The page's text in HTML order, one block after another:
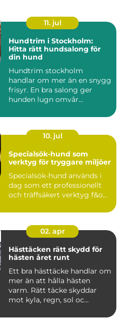
11. jul
Hundtrim i Stockholm:
Hitta rätt hundsalong för
din hund
Hundtrim stockholm
handlar om mer än en snygg
frisyr. En bra salong ger
hunden lugn omvår...
10. jul
Specialsök-hund som
verktyg för tryggare miljöer
Specialsök-hund används i
dag som ett professionellt
och träffsäkert verktyg f&o...
02. apr
Hästtäcken rätt skydd för
hästen året runt
Ett bra hästtäcke handlar om
mer än att hålla hästen
varm. Rätt täcke skyddar
mot kyla, regn, sol oc...